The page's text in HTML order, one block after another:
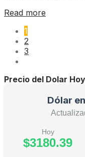
Read more
1
2
3
Precio del Dolar Hoy
Dólar
Hoy
$3180.39